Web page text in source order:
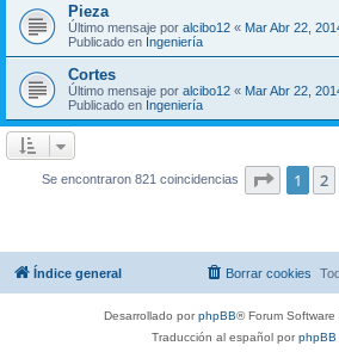
Pieza
Último mensaje por alcibo12 « Mar Abr 22,
Publicado en Ingeniería
Cortes
Último mensaje por alcibo12 « Mar Abr 22,
Publicado en Ingeniería
Se encontraron 821 coincidencias Página
1 2
Índice general Borrar cookies
Desarrollado porphpBB® Forum
Traducción al español porphpBB